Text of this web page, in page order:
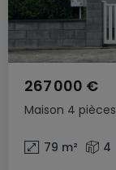
Maison 4 pièces
267 000 €
79 m² 4